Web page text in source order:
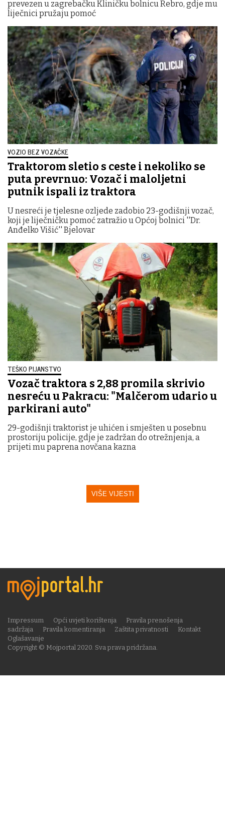
prevezen u zagrebačku Kliničku bolnicu Rebro, gdje mu
liječnici pružaju pomoć
VOZIO BEZ VOZAČKE
Traktorom sletio s ceste i nekoliko se
puta prevrnuo: Vozač i maloljetni
putnik ispali iz traktora
U nesreći je tjelesne ozljede zadobio 23-godišnji vozač,
koji je liječničku pomoć zatražio u Općoj bolnici ''Dr.
Anđelko Višić'' Bjelovar
TEŠKO PIJANSTVO
Vozač traktora s 2,88 promila skrivio
nesreću u Pakracu: "Malčerom udario u
parkirani auto"
29-godišnji traktorist je uhićen i smješten u posebnu
prostoriju policije, gdje je zadržan do otrežnjenja, a
prijeti mu paprena novčana kazna
VIŠE VIJESTI
Copyright © Mojportal 2020. Sva prava pridržana.
Impressum Opći uvjeti korištenja
Pravila prenošenja
sadržaja
Pravila komentiranja Zaštita privatnosti
Kontakt
Oglašavanje